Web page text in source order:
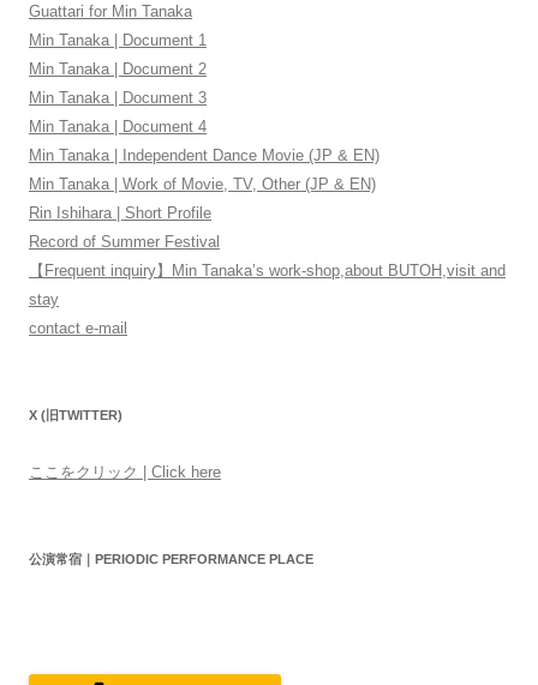
Guattari for Min Tanaka
Min Tanaka | Document 1
Min Tanaka | Document 2
Min Tanaka | Document 3
Min Tanaka | Document 4
Min Tanaka | Independent Dance Movie (JP & EN)
Min Tanaka | Work of Movie, TV, Other (JP & EN)
Rin Ishihara | Short Profile
Record of Summer Festival
【Frequent inquiry】Min Tanaka’s work-shop,about BUTOH,visit and
stay
contact e-mail
X (旧TWITTER)
ここをクリック | Click here
公演常宿｜PERIODIC PERFORMANCE PLACE